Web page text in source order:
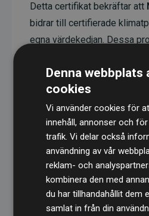
Detta certifikat bekräftar att
bidrar till certifierade
egna värdekedjan. Dessa
genomsnitt motsvarar
som webbplatsens
Alla projekt verifieras
vilket säkerställer hög
och full transparens. Du kan
specifika projektenhär.
Denna webbplats
cookies
Vi använder cookies för
innehåll, annonser och
trafik. Vi delar också
användning av vår
reklam- och
kombinera den med
du har tillhandahållit dem
samlat in från din